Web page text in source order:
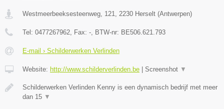
Westmeerbeeksesteenweg, 121 2230 Herselt (Antwerpen)
Tel: 0477267962 , Fax: - , BTW-nr: BE506.621.793
E-mail › Schilderwerken Verlinden
Website: http://www.schilderverlinden.be | Screenshot ▼
Schilderwerken Verlinden Kenny is een dynamisch bedrijf met meer
dan 15 ▼